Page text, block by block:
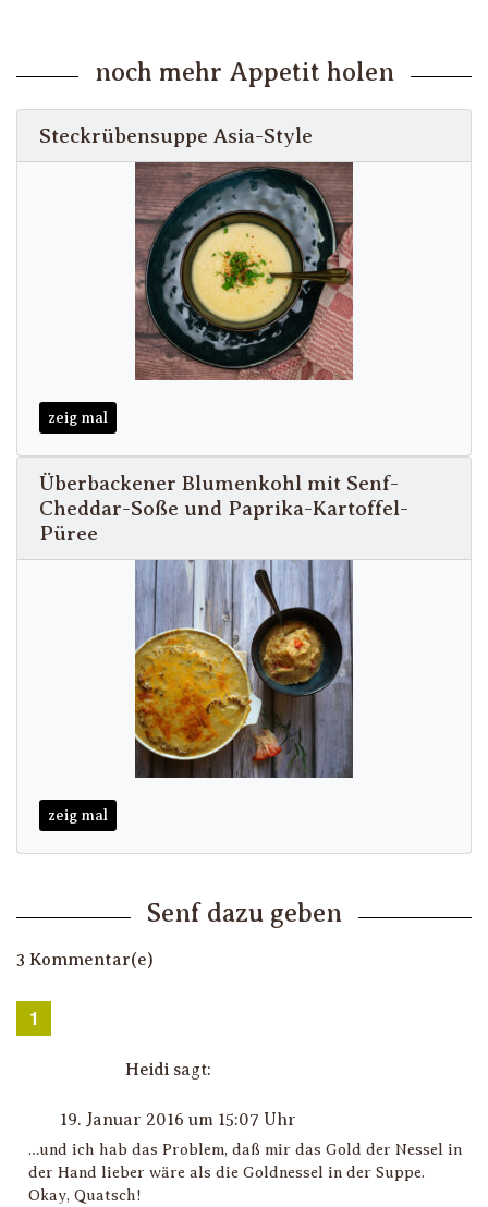
noch mehr Appetit holen
Steckrübensuppe Asia-Style
zeig mal
Überbackener Blumenkohl mit Senf-
Cheddar-Soße und Paprika-Kartoffel-
Püree
zeig mal
Senf dazu geben
3 Kommentar(e)
Heidi sagt:
19. Januar 2016 um 15:07 Uhr
…und ich hab das Problem, daß mir das Gold der Nessel in
der Hand lieber wäre als die Goldnessel in der Suppe.
Okay, Quatsch!